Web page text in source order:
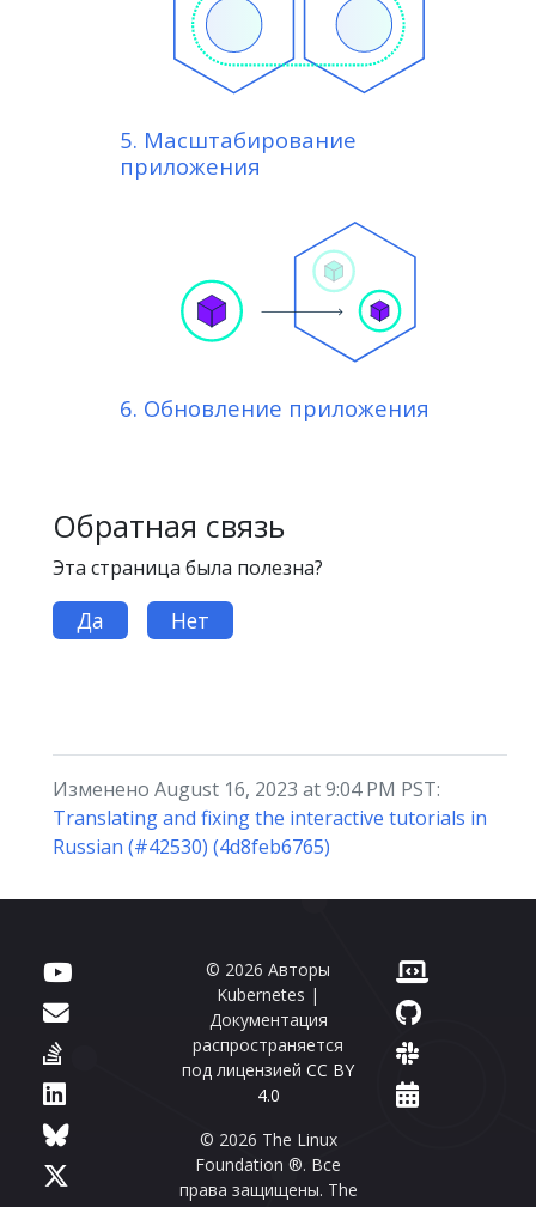
5. Масштабирование
приложения
6. Обновление приложения
Обратная связь
Эта страница была полезна?
Да Нет
Изменено August 16, 2023 at 9:04 PM PST:
Translating and fixing the interactive tutorials in
Russian (#42530) (4d8feb6765)
© 2026 Авторы
Kubernetes |
Документация
распространяется
под лицензией CC BY
4.0
© 2026 The Linux
Foundation ®. Все
права защищены. The